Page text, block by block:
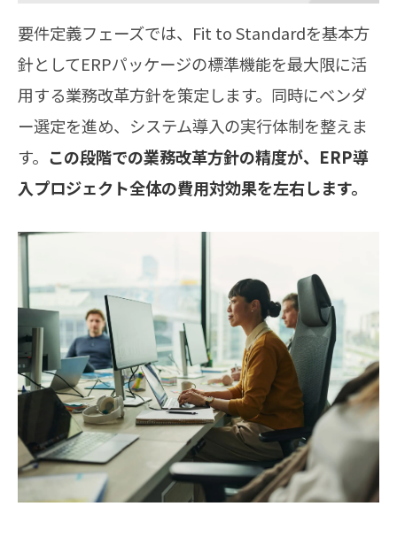
要件定義フェーズでは、Fit to Standardを基本方
針としてERPパッケージの標準機能を最大限に活
用する業務改革方針を策定します。同時にベンダ
ー選定を進め、システム導入の実行体制を整えま
す。 この段階での業務改革方針の精度が、ERP導
入プロジェクト全体の費用対効果を左右します。